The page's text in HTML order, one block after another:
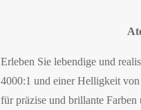
Erleben Sie lebendige und
4000:1 und einer Helligkeit
für präzise und brillante